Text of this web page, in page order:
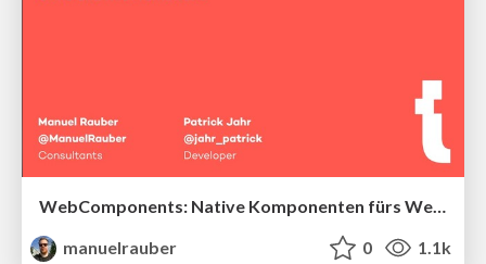
WebComponents: Native Komponenten fürs Web - ohne und mit Frameworks
manuelrauber
0 1.1k